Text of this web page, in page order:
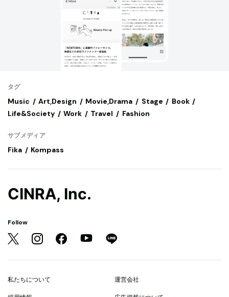
タグ
Music Art,Design Movie,Drama Stage
Book
Life&Society
Work Travel Fashion
サブメディア
Fika Kompass
CINRA, Inc.
Follow
私たちについて 運営会社